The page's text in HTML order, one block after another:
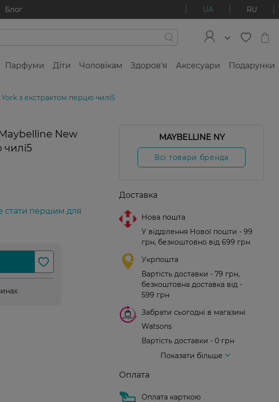
Блог UA RU
Парфуми Діти Чоловікам Здоров'я Аксесуари Подарунки
з екстрактом перцю чилі5
New
стати першим для
MAYBELLINE NY
Всі товари бренда
Доставка
Нова пошта
У відділення Нової пошти - 99
грн, безкоштовно від 699 грн
Укрпошта
Вартість доставки - 79 грн,
безкоштовна доставка від -
599 грн
Забрати сьогодні в магазині
Watsons
Вартість доставки - 0 грн
Показати більше
Оплата
Оплата карткою